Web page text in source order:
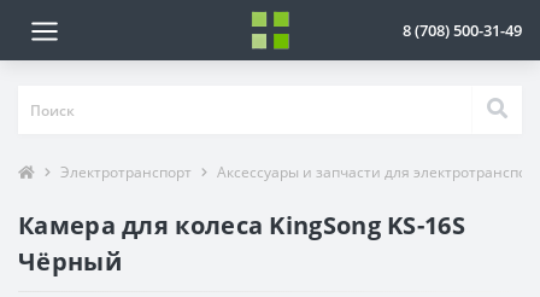
8 (708) 500-31-49
Электротранспорт Аксессуары и запчасти для
Камера для колеса KingSong KS-16S
Чёрный